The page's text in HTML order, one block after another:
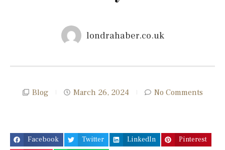
londrahaber.co.uk
Blog March 26, 2024 No Comments
Facebook Twitter LinkedIn
Pinterest